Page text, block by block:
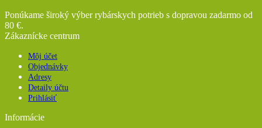
Ponúkame široký výber rybárskych potrieb s dopravou zadarmo od
80 €.
Zákaznícke centrum
Môj účet
Objednávky
Adresy
Detaily účtu
Prihlásiť
Informácie